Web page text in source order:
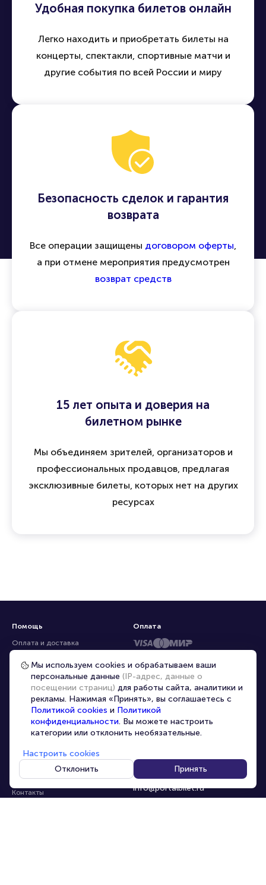
Удобная покупка билетов онлайн
Легко находить и приобретать билеты на
концерты, спектакли, спортивные матчи и
другие события по всей России и миру
Безопасность сделок и гарантия
возврата
Все операции защищены договором оферты,
а при отмене мероприятия предусмотрен
возврат средств
15 лет опыта и доверия на
билетном рынке
Мы объединяем зрителей, организаторов и
профессиональных продавцов, предлагая
эксклюзивные билеты, которых нет на других
ресурсах
Помощь
Оплата и доставка
Частые вопросы
Перепродажа билетов
Организаторам
Корпоративным клиентам
VIP-билеты
Персональные данные
О компании
Контакты
8-800-500-42-62
8-499-226-15-14
info@portalbilet.ru
С 10:00 до 21:00,
Оплата
Мы используем cookies и обрабатываем ваши
персональные данные (IP-адрес, данные о
посещении страниц) для работы сайта, аналитики и
рекламы. Нажимая «Принять», вы соглашаетесь с
Политикой cookies и Политикой
конфиденциальности. Вы можете настроить
категории или отклонить необязательные.
Настроить cookies
Отклонить
Принять